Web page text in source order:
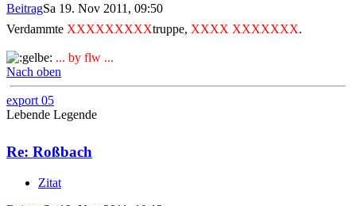
BeitragSa 19. Nov 2011, 09:50
Verdammte XXXXXXXXXtruppe, XXXX XXXXXXX.
... by flw ...
Nach oben
export 05
Lebende Legende
Re: Roßbach
Zitat